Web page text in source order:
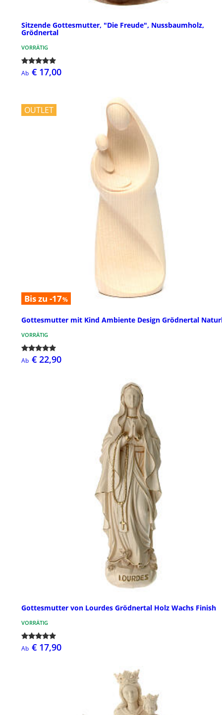
Sitzende Gottesmutter, "Die Freude", Nussbaumholz,
Grödnertal
VORRÄTIG
Ab € 17,00
OUTLET
Bis zu -17%
Gottesmutter mit Kind Ambiente Design Grödnertal
VORRÄTIG
Ab € 22,90
Gottesmutter von Lourdes Grödnertal Holz Wachs Finish
VORRÄTIG
Ab € 17,90